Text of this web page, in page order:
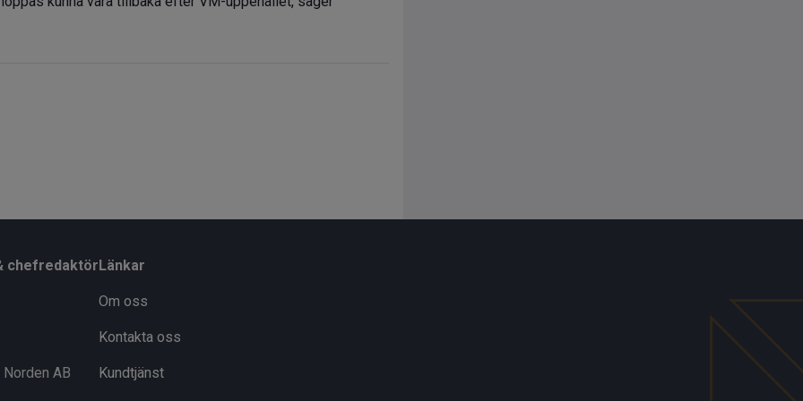
chefredaktör
AB
Länkar
Om oss
Kontakta oss
Kundtjänst